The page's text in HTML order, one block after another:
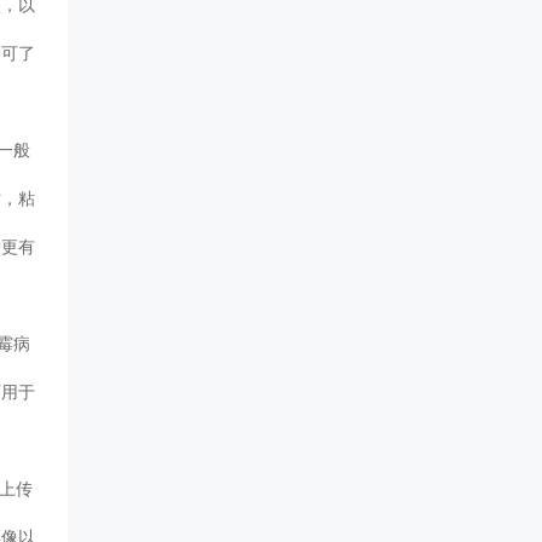
，以
了
般
，粘
更有
病
用于
传
以